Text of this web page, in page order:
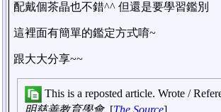
配戴個茶晶也不錯^^ 但還是要學習鑑別
這裡面有簡單的鑑定方式唷~
跟大大分享~~
This is a reposted article. Wrote /
明慈善教育學會. [The Source]